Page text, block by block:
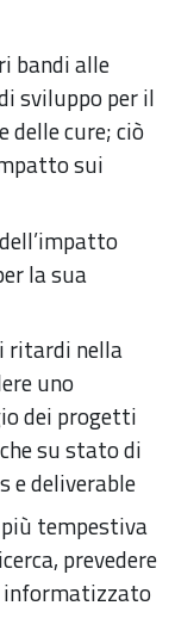
bandi alle
sviluppo per il
delle cure; ciò
sui
la sua
ritardi nella
uno
dei progetti
su stato di
e deliverable
tempestiva
prevedere